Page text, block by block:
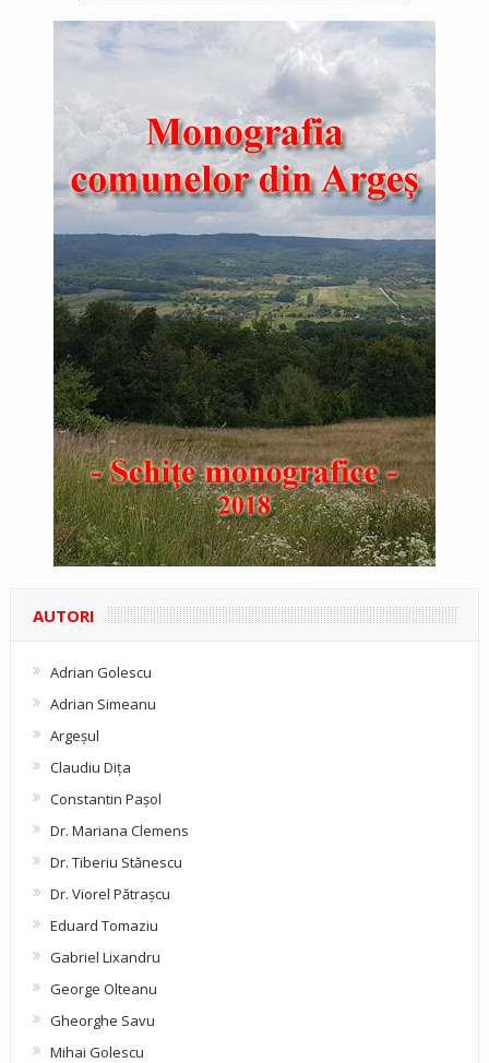
AUTORI
Adrian Golescu
Adrian Simeanu
Argeşul
Claudiu Diţa
Constantin Pașol
Dr. Mariana Clemens
Dr. Tiberiu Stănescu
Dr. Viorel Pătraşcu
Eduard Tomaziu
Gabriel Lixandru
George Olteanu
Gheorghe Savu
Mihai Golescu